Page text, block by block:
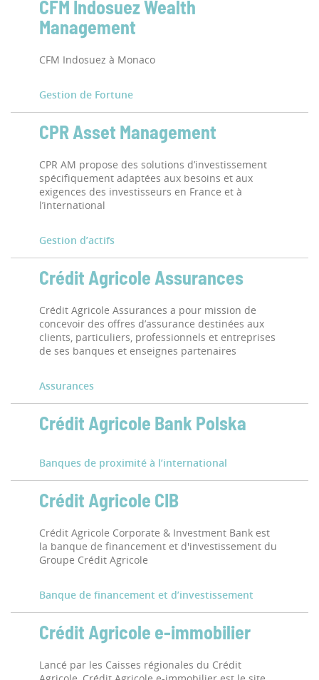
CFM Indosuez Wealth
Management
CFM Indosuez à Monaco
Gestion de Fortune
CPR Asset Management
CPR AM propose des solutions d’investissement
spécifiquement adaptées aux besoins et aux
exigences des investisseurs en France et à
l’international
Gestion d’actifs
Crédit Agricole Assurances
Crédit Agricole Assurances a pour mission de
concevoir des offres d’assurance destinées aux
clients, particuliers, professionnels et entreprises
de ses banques et enseignes partenaires
Assurances
Crédit Agricole Bank Polska
Banques de proximité à l’international
Crédit Agricole CIB
Crédit Agricole Corporate & Investment Bank est
la banque de financement et d'investissement du
Groupe Crédit Agricole
Banque de financement et d’investissement
Crédit Agricole e-immobilier
Lancé par les Caisses régionales du Crédit